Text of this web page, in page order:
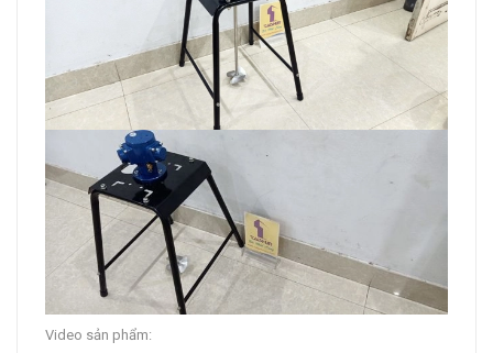
Video sản phẩm: